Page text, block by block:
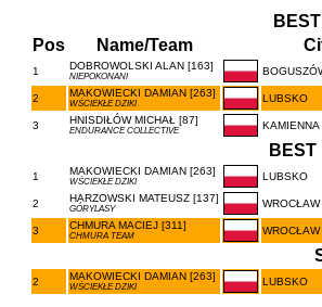
Pos
Name/Team
1 DOBROWOLSKI ALAN [163]
NIEPOKONANI
2 MAKOWIECKI DAMIAN [263]
WŚCIEKŁE DZIKI LUBSKO
3 HNISDIŁÓW MICHAŁ [87]
ENDURANCE COLLECTIVE KAMIENNA
BEST
1 MAKOWIECKI DAMIAN [263]
WŚCIEKŁE DZIKI LUBSKO
2 HARZOWSKI MATEUSZ [137]
GÓRYLASY WROCŁAW
3 CHMURA MACIEJ [311]
CHMURA TEAM WROCŁAW
2 MAKOWIECKI DAMIAN [263]
WŚCIEKŁE DZIKI LUBSKO